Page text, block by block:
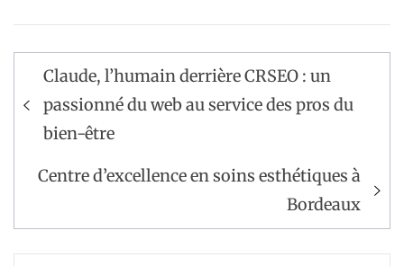
Navigation
de
l’article
Claude, l’humain derrière CRSEO : un
passionné du web au service des pros du
bien-être
Centre d’excellence en soins esthétiques à
Bordeaux